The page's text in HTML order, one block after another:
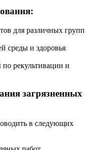
для различных групп
среды и здоровья
рекультивации и
загрязненных
в следующих